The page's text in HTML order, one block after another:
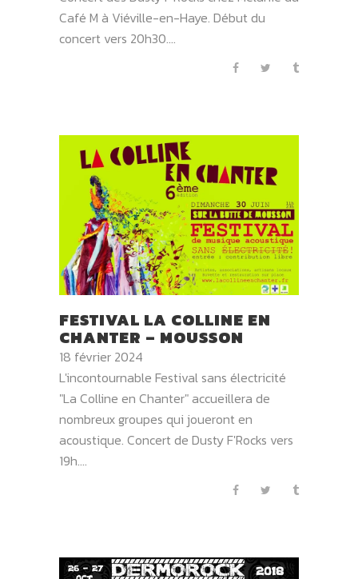
Café M à Viéville-en-Haye. Début du
concert vers 20h30....
FESTIVAL LA COLLINE EN
CHANTER – MOUSSON
18 février 2024
L'incontournable Festival sans électricité
"La Colline en Chanter" accueillera de
nombreux groupes qui joueront en
acoustique. Concert de Dusty F'Rocks vers
19h....